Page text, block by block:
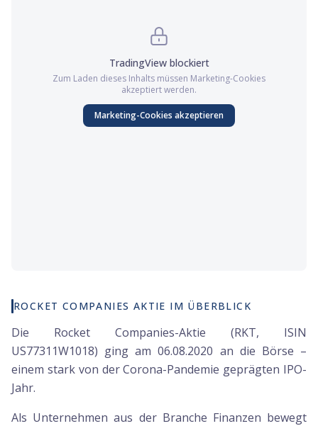
TradingViewblockiert
Zum Laden dieses Inhalts müssen Marketing-Cookies
akzeptiert werden.
Marketing-Cookies akzeptieren
ROCKET COMPANIES AKTIE IM ÜBERBLICK
Die Rocket Companies-Aktie (RKT, ISIN
US77311W1018) ging am 06.08.2020 an die Börse –
einem stark von der Corona-Pandemie geprägten IPO-
Jahr.
Als Unternehmen aus der Branche Finanzen bewegt